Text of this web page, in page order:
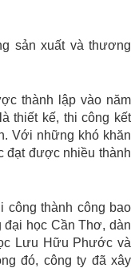
sản xuất và thương
thành lập vào năm
thiết kế, thi công kết
Với những khó khăn
đạt được nhiều thành
công thành công bao
học Cần Thơ, dàn
Lưu Hữu Phước và
đó, công ty đã xây